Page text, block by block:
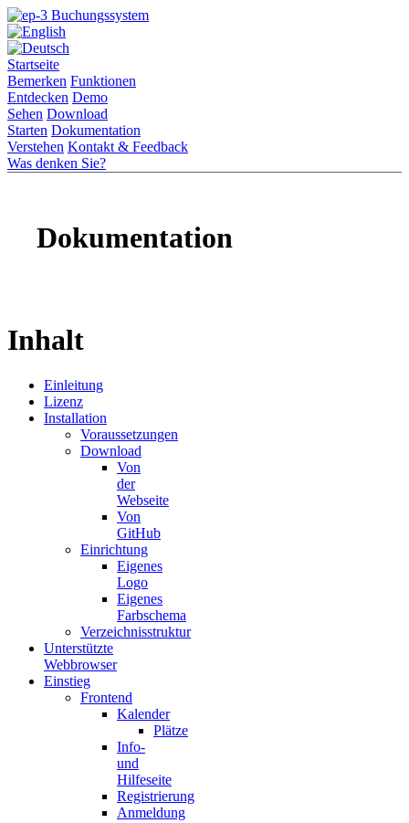
Startseite
Bemerken Funktionen
Entdecken Demo
Sehen Download
Starten Dokumentation
Verstehen Kontakt & Feedback
Was denken Sie?
Dokumentation
Inhalt
Einleitung
Lizenz
Installation
Voraussetzungen
Download
Von
der
Webseite
Von
GitHub
Einrichtung
Eigenes
Logo
Eigenes
Farbschema
Verzeichnisstruktur
Unterstützte
Webbrowser
Einstieg
Frontend
Kalender
Plätze
Info-
und
Hilfeseite
Registrierung
Anmeldung